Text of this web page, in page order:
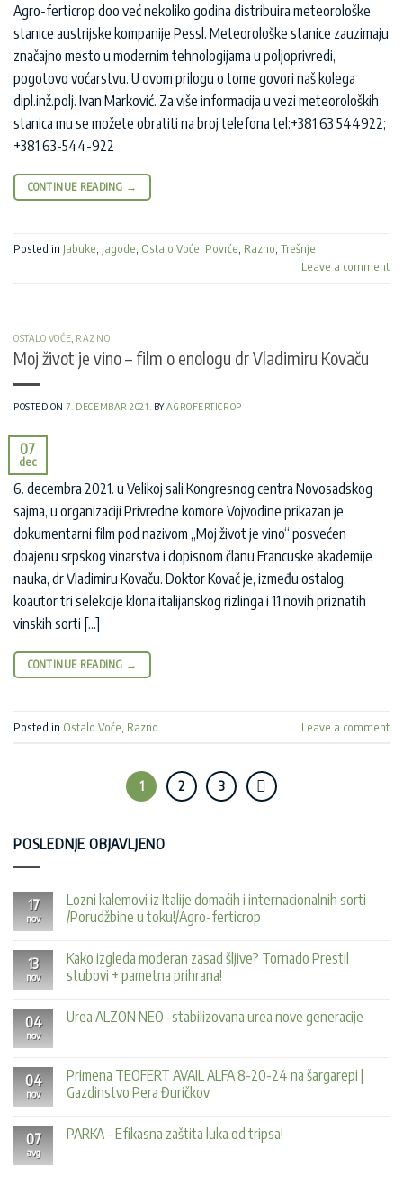
Agro-ferticrop doo već nekoliko godina distribuira meteorološke
stanice austrijske kompanije Pessl. Meteorološke stanice zauzimaju
značajno mesto u modernim tehnologijama u poljoprivredi,
pogotovo voćarstvu. U ovom prilogu o tome govori naš kolega
dipl.inž.polj. Ivan Marković. Za više informacija u vezi meteoroloških
stanica mu se možete obratiti na broj telefona tel:+381 63 544922;
+381 63-544-922
CONTINUE READING →
Posted in Jabuke Jagode Ostalo Voće Povrće Razno Trešnje
Leave a comment
OSTALO VOĆE RAZNO
Moj život je vino – film o enologu dr Vladimiru Kovaču
POSTED ON7. DECEMBAR 2021. BYAGROFERTICROP
07
dec
6. decembra 2021. u Velikoj sali Kongresnog centra Novosadskog
sajma, u organizaciji Privredne komore Vojvodine prikazan je
dokumentarni film pod nazivom „Moj život je vino“ posvećen
doajenu srpskog vinarstva i dopisnom članu Francuske akademije
nauka, dr Vladimiru Kovaču. Doktor Kovač je, između ostalog,
koautor tri selekcije klona italijanskog rizlinga i 11 novih priznatih
vinskih sorti […]
CONTINUE READING →
Posted in Ostalo Voće Razno Leave a comment
1 2 3
POSLEDNJE OBJAVLJENO
17
nov
Lozni kalemovi iz Italije domaćih i internacionalnih sorti
/Porudžbine u toku!/Agro-ferticrop
na
Lozni
kalemovi
domaćih
u
toku!/Agro-
ferticrop
13
nov
Kako izgleda moderan zasad šljive? Tornado Prestil
stubovi + pametna prihrana!
šljive?
Tornado
Prestil
pametna
04
nov
Urea ALZON NEO -stabilizovana urea nove generacije
Urea
ALZON
NEO
urea
nove
04
nov
Primena TEOFERT AVAIL ALFA 8-20-24 na šargarepi |
Gazdinstvo Pera Đuričkov
na
07
avg
PARKA – Efikasna zaštita luka od tripsa!